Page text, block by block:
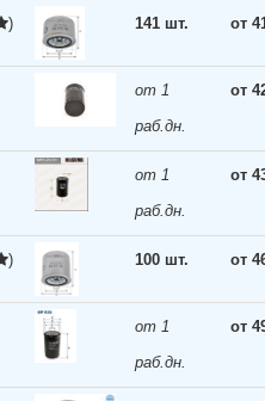
) 141 шт. от
от 1
раб.дн.
от
от 1
раб.дн.
от
) 100 шт. от
от 1
раб.дн.
от